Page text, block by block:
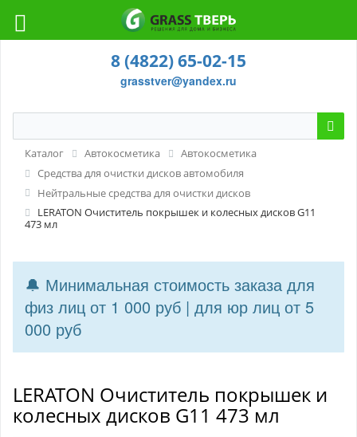
8 (4822) 65-02-15
grasstver@yandex.ru
Каталог Автокосметика
Автокосметика
Средства для очистки дисков автомобиля
Нейтральные средства для очистки дисков
LERATON Очиститель покрышек и колесных дисков G11
473 мл
🔔 Минимальная стоимость заказа для
физ лиц от 1 000 руб | для юр лиц от 5
000 руб
LERATON Очиститель покрышек и
колесных дисков G11 473 мл